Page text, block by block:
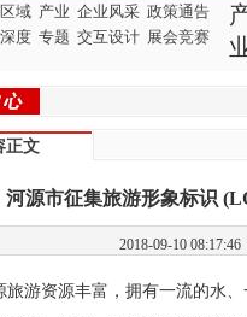
区域 产业 企业风采 政策通告
深度 专题 交互设计 展会竞赛
正文
河源市征集旅游形象标识
2018-09-10
旅游资源丰富，拥有一流的水